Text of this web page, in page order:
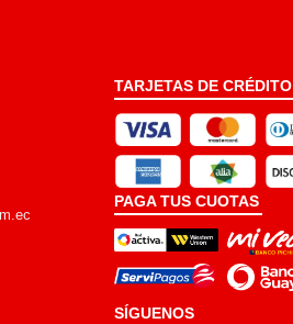
TARJETAS DE CRÉDITO
PAGA TUS CUOTAS
SÍGUENOS